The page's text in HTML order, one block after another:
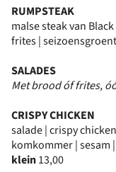
RUMPSTEAK
malse steak van
frites |
SALADES
Met brood óf frites,
CRISPY CHICKEN
salade | crispy
komkommer | sesam
klein13,00